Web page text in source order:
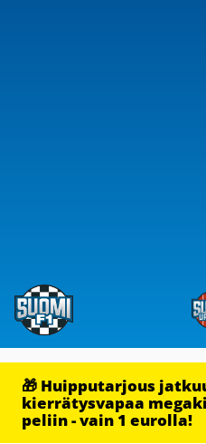
🎁 Huipputarjous
kierrätysvapaa
peliin - vain 1 eurolla!